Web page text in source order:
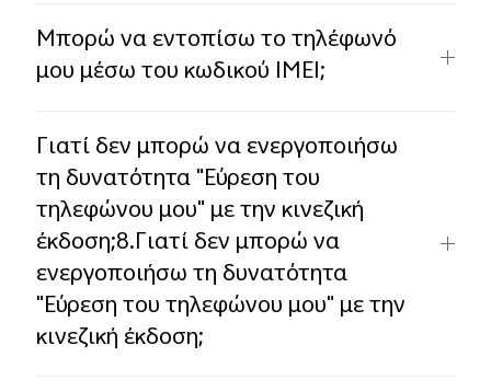
Μπορώ να εντοπίσω το τηλέφωνό
μου μέσω του κωδικού IMEI;
Γιατί δεν μπορώ να ενεργοποιήσω
τη δυνατότητα "Εύρεση του
τηλεφώνου μου" με την κινεζική
έκδοση;8.Γιατί δεν μπορώ να
ενεργοποιήσω τη δυνατότητα
"Εύρεση του τηλεφώνου μου" με την
κινεζική έκδοση;